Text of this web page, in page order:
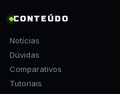
CONTEÚDO
Notícias
Dúvidas
Comparativos
Tutoriais